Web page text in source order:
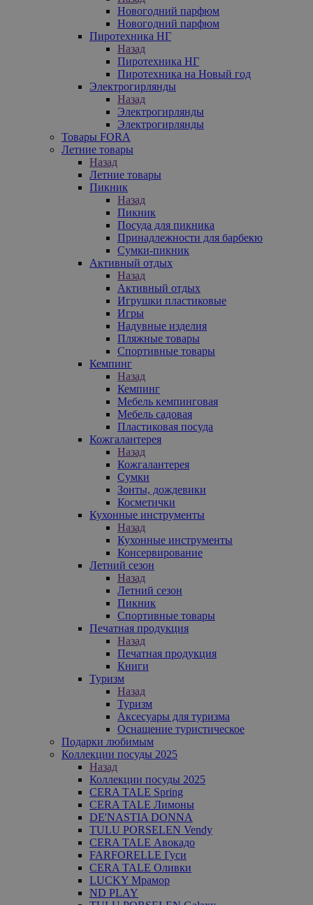
Новогодний парфюм
Новогодний парфюм
Пиротехника НГ
Назад
Пиротехника НГ
Пиротехника на Новый год
Электрогирлянды
Назад
Электрогирлянды
Электрогирлянды
Товары FORA
Летние товары
Назад
Летние товары
Пикник
Назад
Пикник
Посуда для пикника
Принадлежности для барбекю
Сумки-пикник
Активный отдых
Назад
Активный отдых
Игрушки пластиковые
Игры
Надувные изделия
Пляжные товары
Спортивные товары
Кемпинг
Назад
Кемпинг
Мебель кемпинговая
Мебель садовая
Пластиковая посуда
Кожгалантерея
Назад
Кожгалантерея
Сумки
Зонты, дождевики
Косметички
Кухонные инструменты
Назад
Кухонные инструменты
Консервирование
Летний сезон
Назад
Летний сезон
Пикник
Спортивные товары
Печатная продукция
Назад
Печатная продукция
Книги
Туризм
Назад
Туризм
Аксесуары для туризма
Оснащение туристическое
Подарки любимым
Коллекции посуды 2025
Назад
Коллекции посуды 2025
CERA TALE Spring
CERA TALE Лимоны
DE'NASTIA DONNA
TULU PORSELEN Vendy
CERA TALE Авокадо
FARFORELLE Гуси
CERA TALE Оливки
LUCKY Мрамор
ND PLAY